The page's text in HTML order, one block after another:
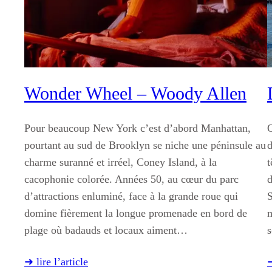
Wonder Wheel – Woody Allen
Pour beaucoup New York c’est d’abord Manhattan,
pourtant au sud de Brooklyn se niche une péninsule au
charme suranné et irréel, Coney Island, à la
cacophonie colorée. Années 50, au cœur du parc
d’attractions enluminé, face à la grande roue qui
domine fièrement la longue promenade en bord de
plage où badauds et locaux aiment…
➜ lire l’article